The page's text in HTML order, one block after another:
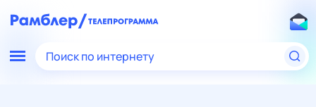
Поиск по интернету